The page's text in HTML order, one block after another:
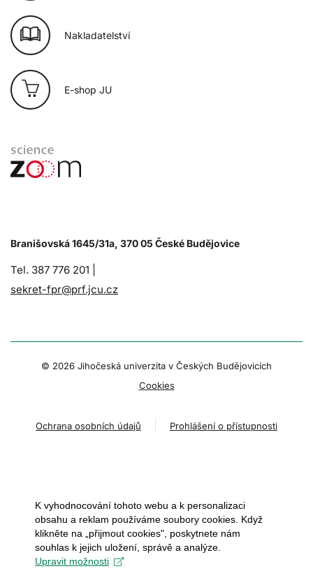
Nakladatelství
E-shop JU
Branišovská 1645/31a, 370 05 České Budějovice
Tel. 387 776 201 |
sekret-fpr@prf.jcu.cz
© 2026 Jihočeská univerzita v Českých Budějovicích
Cookies
Ochrana osobních údajů Prohlášení o přístupnosti
K vyhodnocování tohoto webu a k personalizaci
obsahu a reklam používáme soubory cookies. Když
klikněte na „přijmout cookies", poskytnete nám
souhlas k jejich uložení, správě a analýze.
Upravit možnosti